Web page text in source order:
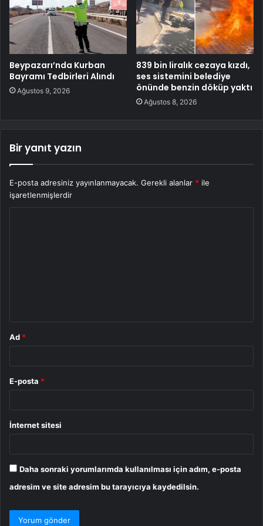
Beypazarı’nda Kurban
Bayramı Tedbirleri Alındı
Ağustos 9, 2026
839 bin liralık cezaya kızdı,
ses sistemini belediye
önünde benzin döküp yaktı
Ağustos 8, 2026
Bir yanıt yazın
E-posta adresiniz yayınlanmayacak. Gerekli alanlar * ile
işaretlenmişlerdir
Ad *
E-posta *
İnternet sitesi
Daha sonraki yorumlarımda kullanılması için adım, e-posta
adresim ve site adresim bu tarayıcıya kaydedilsin.